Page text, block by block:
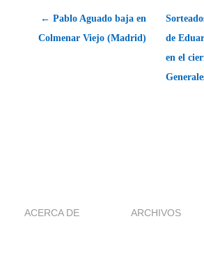
← Pablo Aguado baja en
Colmenar Viejo (Madrid)
de
en el
ACERCA DE ARCHIVOS